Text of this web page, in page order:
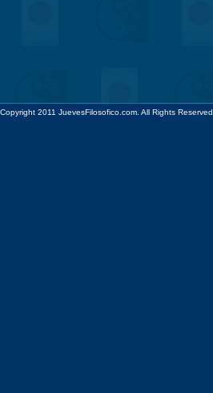
Copyright 2011 JuevesFilosofico.com. All Rights Reserved.